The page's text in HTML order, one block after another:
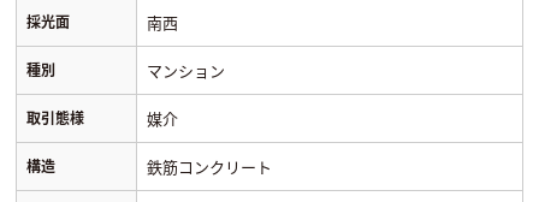
採光面 南西
種別 マンション
取引態様 媒介
構造 鉄筋コンクリート